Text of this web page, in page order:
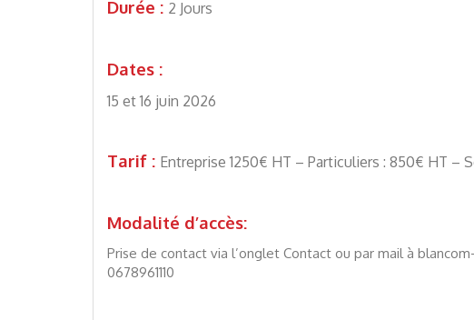
Durée : 2 Jours
Dates :
15 et 16 juin 2026
Tarif : Entreprise 1250€ HT – Particuliers : 850€ HT –
Modalité d’accès:
Prise de contact via l’onglet Contact ou par mail à
0678961110